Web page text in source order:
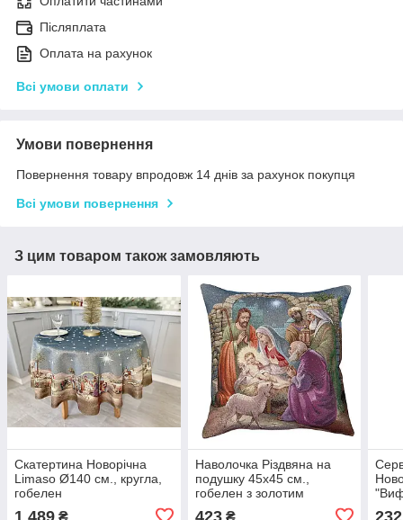
Післяплата
Оплата на рахунок
Всі умови оплати
Умови повернення
Повернення товару впродовж 14 днів за рахунок покупця
Всі умови повернення
З цим товаром також замовляють
Скатертина Новорічна
Limaso Ø140 см., кругла,
гобелен
1 489 ₴
Наволочка Різдвяна на
подушку 45х45 см.,
гобелен з золотим
люрексом "Вифлеємська
423₴ 232